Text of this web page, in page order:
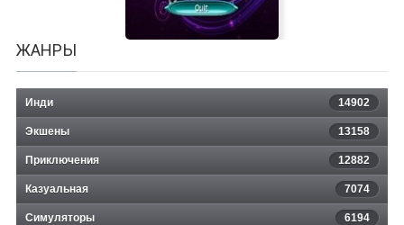
ЖАНРЫ
Инди 14902
Экшены 13158
Приключения 12882
Казуальная 7074
Симуляторы 6194